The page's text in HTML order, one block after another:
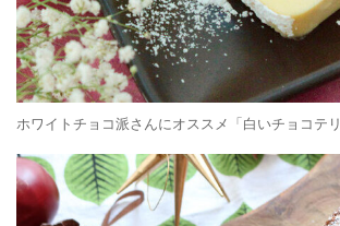
ホワイトチョコ派さんにオススメ「白いチョコテリ